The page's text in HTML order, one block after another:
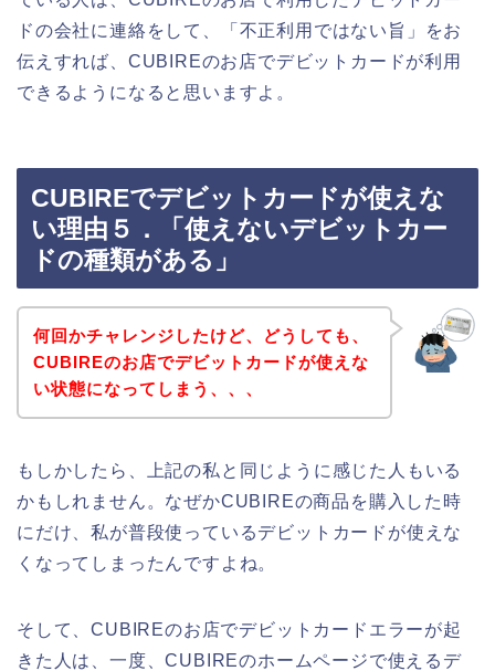
ドの会社に連絡をして、「不正利用ではない旨」をお
伝えすれば、CUBIREのお店でデビットカードが利用
できるようになると思いますよ。
CUBIREでデビットカードが使えな
い理由５．「使えないデビットカー
ドの種類がある」
何回かチャレンジしたけど、どうしても、
CUBIREのお店でデビットカードが使えな
い状態になってしまう、、、
もしかしたら、上記の私と同じように感じた人もいる
かもしれません。なぜかCUBIREの商品を購入した時
にだけ、私が普段使っているデビットカードが使えな
くなってしまったんですよね。
そして、CUBIREのお店でデビットカードエラーが起
きた人は、一度、CUBIREのホームページで使えるデ